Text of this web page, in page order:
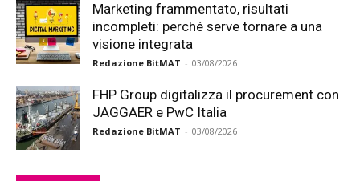
Marketing frammentato, risultati
incompleti: perché serve tornare a una
visione integrata
Redazione BitMAT - 03/08/2026
FHP Group digitalizza il procurement con
JAGGAER e PwC Italia
Redazione BitMAT - 03/08/2026